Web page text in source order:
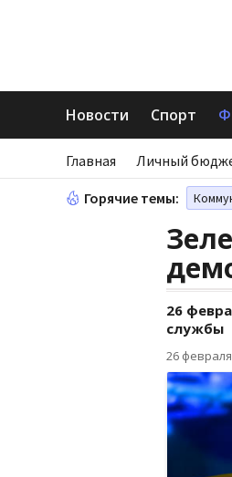
Новости Спорт
Главная Личный
Горячие темы:
26
службы
26